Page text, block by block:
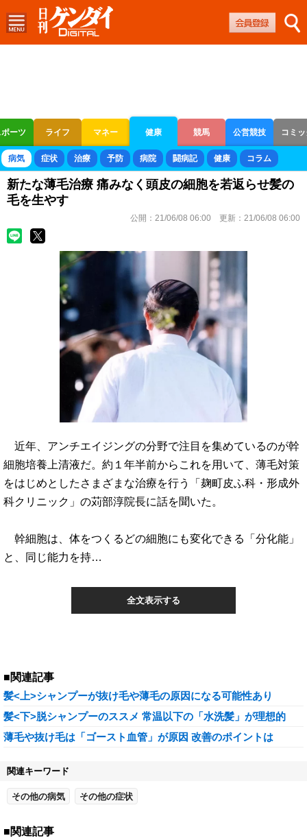
ーツ ライフ マネー 健康 競馬 公営競技 コミ
ボートレース 競輪 オートレース
病気 症状 治療 予防 病院 闘病記 健康 コラム
新たな薄毛治療 痛みなく頭皮の細胞を若返らせ髪の
毛を生やす
公開： 21/06/08 06:00 更新： 21/06/08 06:00
近年、アンチエイジングの分野で注目を集めているのが幹
細胞培養上清液だ。約１年半前からこれを用いて、薄毛対策
をはじめとしたさまざまな治療を行う「麹町皮ふ科・形成外
科クリニック」の苅部淳院長に話を聞いた。
幹細胞は、体をつくるどの細胞にも変化できる「分化能」
と、同じ能力を持…
全文表示する
■関連記事
髪<上>シャンプーが抜け毛や薄毛の原因になる可能性あり
髪<下>脱シャンプーのススメ 常温以下の「水洗髪」が理想的
薄毛や抜け毛は「ゴースト血管」が原因 改善のポイントは
関連キーワード
その他の病気 その他の症状
■関連記事